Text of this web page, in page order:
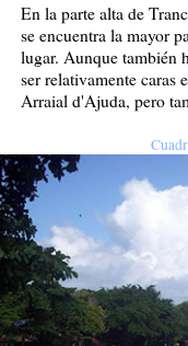
En la parte alta de
se encuentra la mayor
lugar. Aunque también
ser relativamente caras
Arraial d'Ajuda, pero